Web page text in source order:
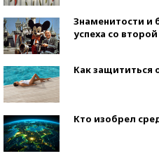
Знаменитости и
успеха со
Как защититься
Кто изобрел